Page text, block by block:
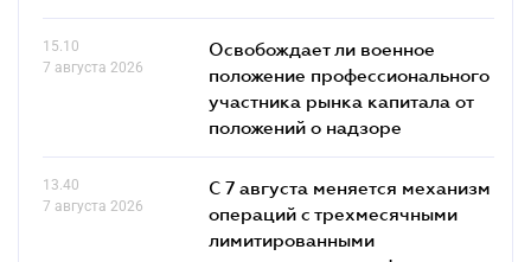
15.10
7 августа 2026
Освобождает ли военное
положение профессионального
участника рынка капитала от
положений о надзоре
13.40
7 августа 2026
С 7 августа меняется механизм
операций с трехмесячными
лимитированными